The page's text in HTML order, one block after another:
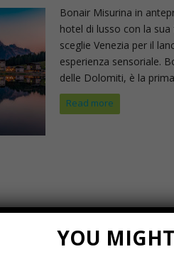
Bonair Misurina in
hotel di lusso con la
sceglie Venezia per il
esperienza sensoriale.
delle Dolomiti, è la
Read more
YOU